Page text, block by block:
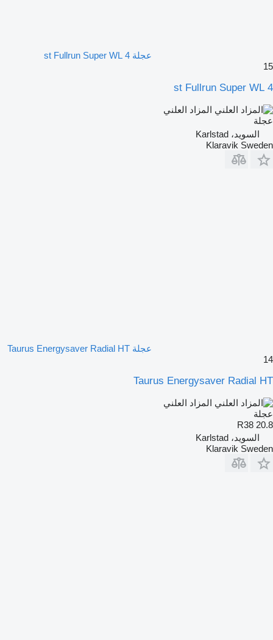
عجلة 4 st Fullrun Super WL
15
4 st Fullrun Super WL
المزاد العلني
عجلة
السويد، Karlstad
Klaravik Sweden
عجلة Taurus Energysaver Radial HT
14
Taurus Energysaver Radial HT
المزاد العلني
عجلة
20.8 R38
السويد، Karlstad
Klaravik Sweden